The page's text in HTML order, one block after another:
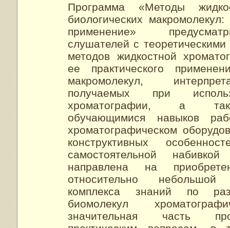
Программа «Методы
биологических
применение»
слушателей с
методов жидкостной
ее практического
макромолекул,
получаемых при
хроматографии, а
обучающимися навыков
хроматографическом
конструктивных
самостоятельной
направлена на
относительно
комплекса знаний по
биомолекул
значительная часть